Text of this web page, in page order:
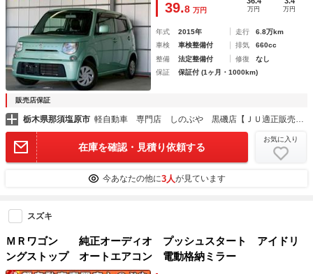
39.8 万円 万円 万円
年式 2015年 走行
6.8万km
車検
車検整備付 排気
660cc
整備
法定整備付 修復
なし
保証
保証付 (1ヶ月・1000km)
販売店保証
栃木県那須塩原市 軽自動車 専門店 しのぶや 黒磯店【ＪＵ適正販売店】
在庫を確認・見積り依頼する
お気に入り
今あなたの他に3人が見ています
スズキ
ＭＲワゴン 純正オーディオ プッシュスタート アイドリ
ングストップ オートエアコン 電動格納ミラー